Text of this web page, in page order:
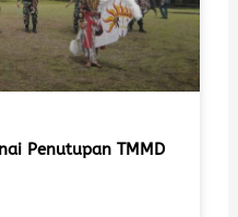
Penutupan TMMD